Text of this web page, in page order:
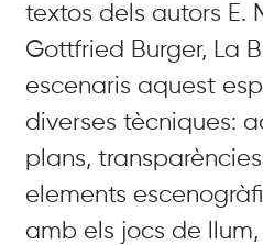
textos dels autors E.
Gottfried Burger, La
escenaris aquest
diverses tècniques:
plans, transparències
elements
amb els jocs de llum,